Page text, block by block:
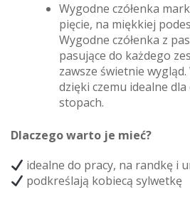
Wygodne czółenka
pięcie, na miękkiej
Wygodne czółenka z
pasujące do każdego
zawsze świetnie
dzięki czemu idealne
stopach.
Dlaczego warto je mieć?
idealne do pracy, na randkę i
podkreślają kobiecą sylwetkę